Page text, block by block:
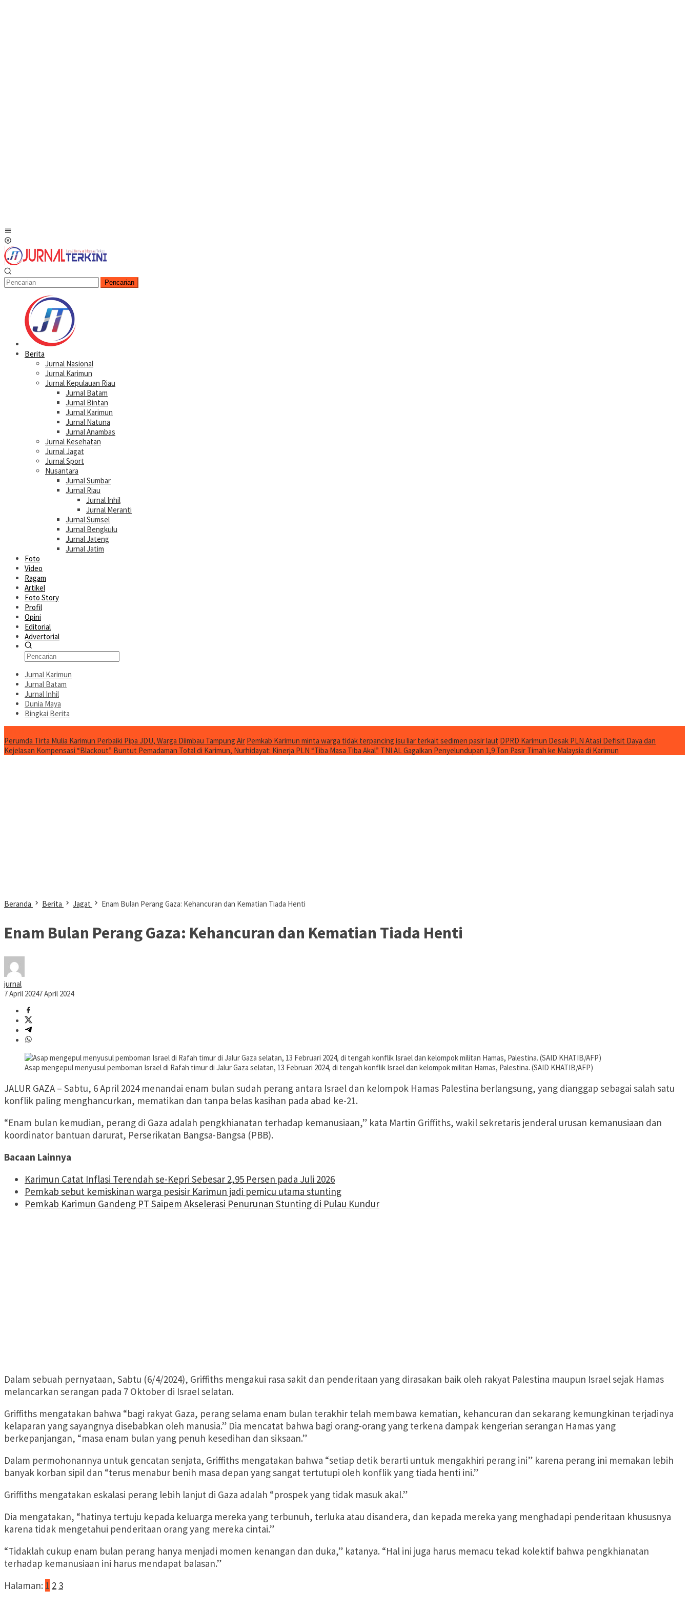
Pencarian
Berita
Jurnal Nasional
Jurnal Karimun
Jurnal Kepulauan Riau
Jurnal Batam
Jurnal Bintan
Jurnal Karimun
Jurnal Natuna
Jurnal Anambas
Jurnal Kesehatan
Jurnal Jagat
Jurnal Sport
Nusantara
Jurnal Sumbar
Jurnal Riau
Jurnal Inhil
Jurnal Meranti
Jurnal Sumsel
Jurnal Bengkulu
Jurnal Jateng
Jurnal Jatim
Foto
Video
Ragam
Artikel
Foto Story
Profil
Opini
Editorial
Advertorial
Jurnal Karimun
Jurnal Batam
Jurnal Inhil
Dunia Maya
Bingkai Berita
Perumda Tirta Mulia Karimun Perbaiki Pipa JDU, Warga Diimbau Tampung Air Pemkab Karimun minta warga tidak terpancing isu liar terkait sedimen pasir laut DPRD Karimun Desak PLN Atasi Defisit Daya dan
Kejelasan Kompensasi “Blackout” Buntut Pemadaman Total di Karimun, Nurhidayat: Kinerja PLN “Tiba Masa Tiba Akal” TNI AL Gagalkan Penyelundupan 1,9 Ton Pasir Timah ke Malaysia di Karimun
Beranda Berita Jagat Enam Bulan Perang Gaza: Kehancuran dan Kematian Tiada Henti
Enam Bulan Perang Gaza: Kehancuran dan Kematian Tiada Henti
jurnal
7 April 20247 April 2024
Asap mengepul menyusul pemboman Israel di Rafah timur di Jalur Gaza selatan, 13 Februari 2024, di tengah konflik Israel dan kelompok militan Hamas, Palestina. (SAID KHATIB/AFP)
JALUR GAZA – Sabtu, 6 April 2024 menandai enam bulan sudah perang antara Israel dan kelompok Hamas Palestina berlangsung, yang dianggap sebagai salah satu
konflik paling menghancurkan, mematikan dan tanpa belas kasihan pada abad ke-21.
“Enam bulan kemudian, perang di Gaza adalah pengkhianatan terhadap kemanusiaan,” kata Martin Griffiths, wakil sekretaris jenderal urusan kemanusiaan dan
koordinator bantuan darurat, Perserikatan Bangsa-Bangsa (PBB).
Bacaan Lainnya
Karimun Catat Inflasi Terendah se-Kepri Sebesar 2,95 Persen pada Juli 2026
Pemkab sebut kemiskinan warga pesisir Karimun jadi pemicu utama stunting
Pemkab Karimun Gandeng PT Saipem Akselerasi Penurunan Stunting di Pulau Kundur
Dalam sebuah pernyataan, Sabtu (6/4/2024), Griffiths mengakui rasa sakit dan penderitaan yang dirasakan baik oleh rakyat Palestina maupun Israel sejak Hamas
melancarkan serangan pada 7 Oktober di Israel selatan.
Griffiths mengatakan bahwa “bagi rakyat Gaza, perang selama enam bulan terakhir telah membawa kematian, kehancuran dan sekarang kemungkinan terjadinya
kelaparan yang sayangnya disebabkan oleh manusia.” Dia mencatat bahwa bagi orang-orang yang terkena dampak kengerian serangan Hamas yang
berkepanjangan, “masa enam bulan yang penuh kesedihan dan siksaan.”
Dalam permohonannya untuk gencatan senjata, Griffiths mengatakan bahwa “setiap detik berarti untuk mengakhiri perang ini” karena perang ini memakan lebih
banyak korban sipil dan “terus menabur benih masa depan yang sangat tertutupi oleh konflik yang tiada henti ini.”
Griffiths mengatakan eskalasi perang lebih lanjut di Gaza adalah “prospek yang tidak masuk akal.”
Dia mengatakan, “hatinya tertuju kepada keluarga mereka yang terbunuh, terluka atau disandera, dan kepada mereka yang menghadapi penderitaan khususnya
karena tidak mengetahui penderitaan orang yang mereka cintai.”
“Tidaklah cukup enam bulan perang hanya menjadi momen kenangan dan duka,” katanya. “Hal ini juga harus memacu tekad kolektif bahwa pengkhianatan
terhadap kemanusiaan ini harus mendapat balasan.”
Halaman: 1 2 3